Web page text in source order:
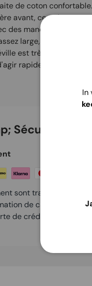
de coton
avant, ce qui permet
des manches ballon et
large, ce qui le rend
est très limité et
rapidement, sinon
Sécurité
sont traitées en toute
de carte de crédit
de crédit.
In